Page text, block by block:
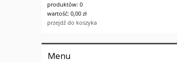
produktów: 0
wartość: 0,00 zł
przejdź do koszyka
Menu